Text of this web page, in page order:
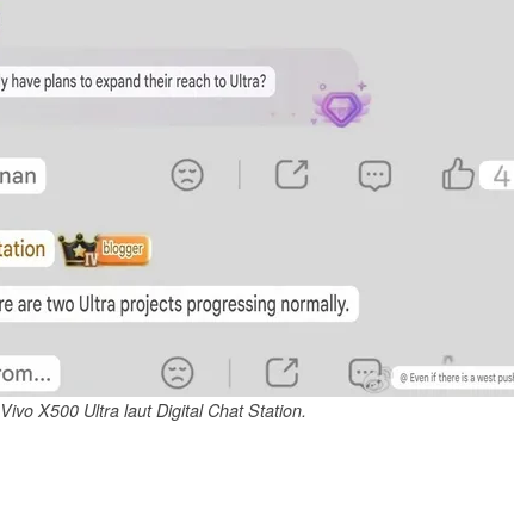
X500 Ultra laut Digital Chat Station.